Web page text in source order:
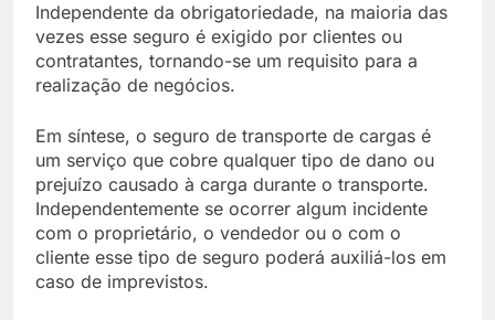
Independente da obrigatoriedade, na maioria das
vezes esse seguro é exigido por clientes ou
contratantes, tornando-se um requisito para a
realização de negócios.
Em síntese, o seguro de transporte de cargas é
um serviço que cobre qualquer tipo de dano ou
prejuízo causado à carga durante o transporte.
Independentemente se ocorrer algum incidente
com o proprietário, o vendedor ou o com o
cliente esse tipo de seguro poderá auxiliá-los em
caso de imprevistos.